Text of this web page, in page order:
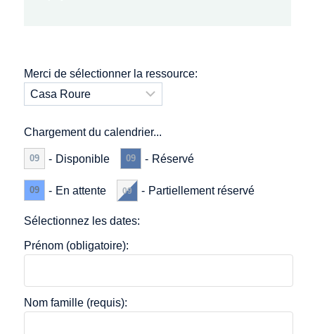
Merci de sélectionner la ressource:
Chargement du calendrier...
09 - Disponible 09 - Réservé
09 - En attente 09 - Partiellement réservé
Sélectionnez les dates:
Prénom (obligatoire):
Nom famille (requis):